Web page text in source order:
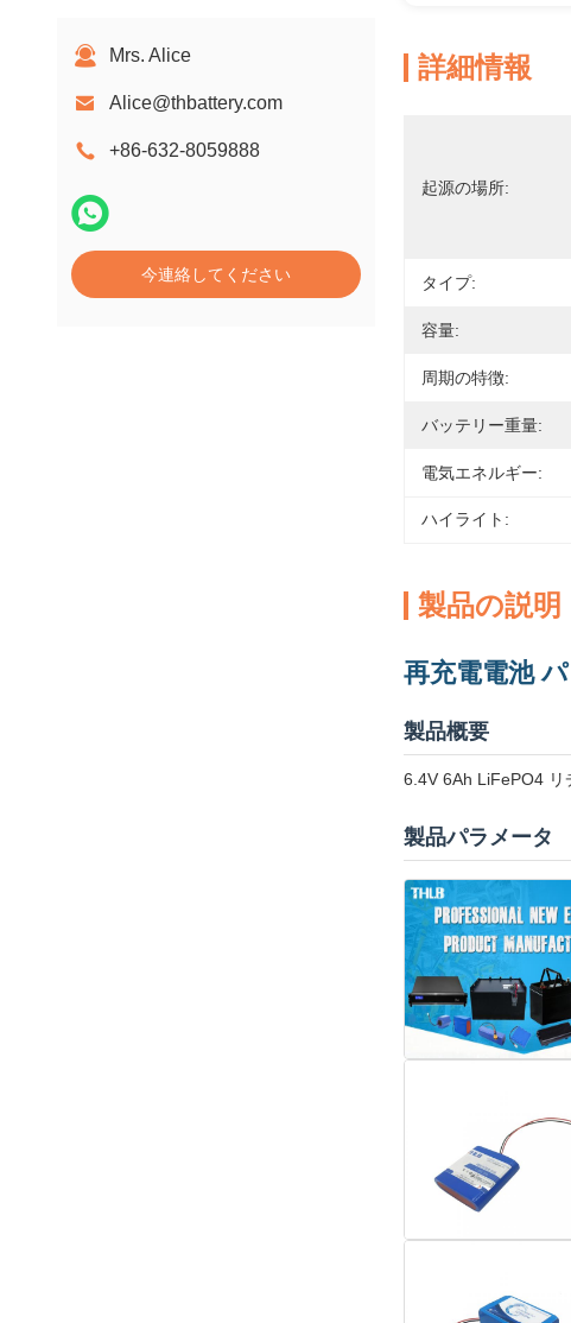
Mrs. Alice
Alice@thbattery.com
+86-632-8059888
今連絡してください
詳細情報
起源の場所:
タイプ:
容量:
周期の特徴:
バッテリー重量:
電気エネルギー:
ハイライト:
製品の説明
再充電電池
製品概要
6.4V 6Ah LiFePO4 リ
製品パラメータ